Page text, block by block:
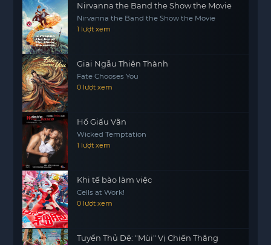
Nirvanna the Band the Show the Movie
Nirvanna the Band the Show the Movie
1 lượt xem
Giai Ngẫu Thiên Thành
Fate Chooses You
0 lượt xem
Hổ Giấu Vằn
Wicked Temptation
1 lượt xem
Khi tế bào làm việc
Cells at Work!
0 lượt xem
Tuyển Thủ Dê: "Mùi" Vị Chiến Thắng